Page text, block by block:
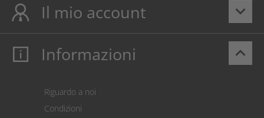
keyboard_arrow_down
Il mio account
Il mio account
Pagamento
keyboard_arrow_up
Informazioni
Riguardo a noi
Condizioni